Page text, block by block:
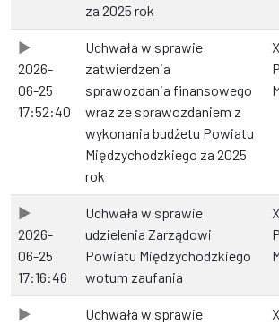
za 2025 rok
2026-
06-25
17:52:40
Uchwała w sprawie
zatwierdzenia
sprawozdania finansowego
wraz ze sprawozdaniem z
wykonania budżetu Powiatu
Międzychodzkiego za 2025
rok
2026-
06-25
17:16:46
Uchwała w sprawie
udzielenia Zarządowi
Powiatu Międzychodzkiego
wotum zaufania
Uchwała w sprawie